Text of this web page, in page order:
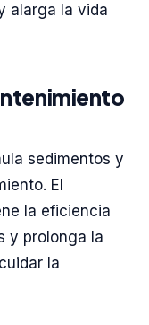
alarga la vida
sedimentos y
El
la eficiencia
y prolonga la
la